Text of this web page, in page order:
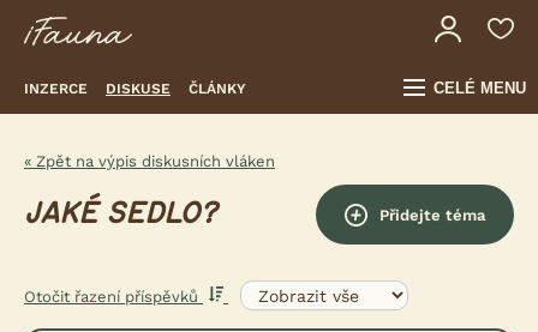
INZERCE DISKUSE ČLÁNKY CELÉ MENU
« Zpět na výpis diskusních vláken
JAKÉ SEDLO? Přidejte téma
Otočit řazení příspěvků